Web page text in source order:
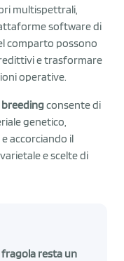
multispettrali,
software di
comparto possono
e trasformare
operative.
consente di
genetico,
accorciando il
e scelte di
fragola resta un